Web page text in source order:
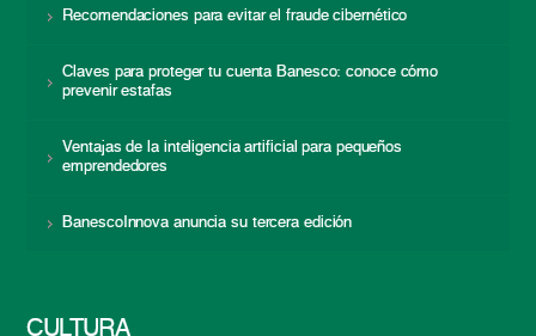
Recomendaciones para evitar el fraude cibernético
Claves para proteger tu cuenta Banesco: conoce cómo
prevenir estafas
Ventajas de la inteligencia artificial para pequeños
emprendedores
BanescoInnova anuncia su tercera edición
CULTURA